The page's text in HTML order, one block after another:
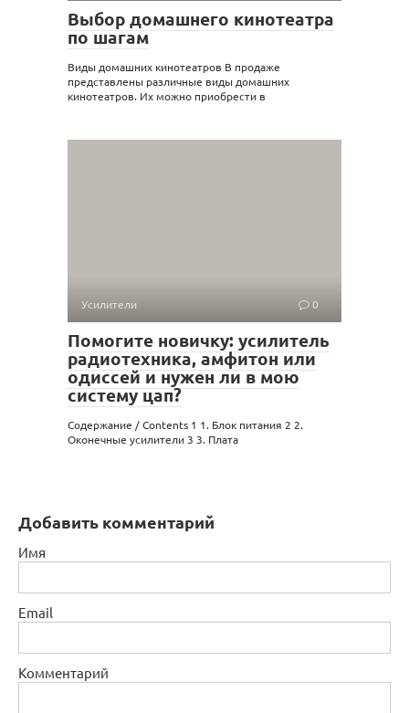
Выбор домашнего кинотеатра
по шагам
Виды домашних кинотеатров В продаже
представлены различные виды домашних
кинотеатров. Их можно приобрести в
Усилители 0
Помогите новичку: усилитель
радиотехника, амфитон или
одиссей и нужен ли в мою
систему цап?
Содержание / Contents 1 1. Блок питания 2 2.
Оконечные усилители 3 3. Плата
Добавить комментарий
Имя
Email
Комментарий